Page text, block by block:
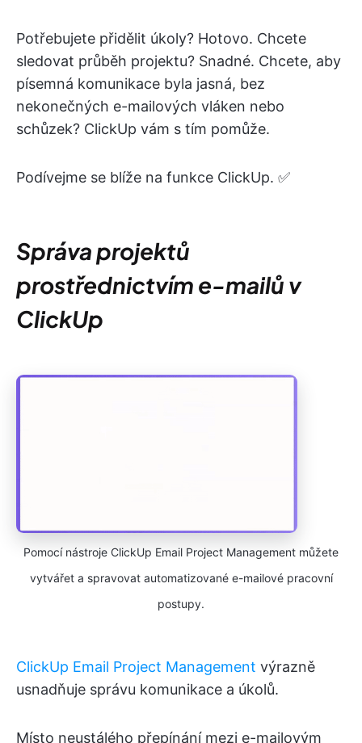
Potřebujete přidělit úkoly? Hotovo. Chcete
sledovat průběh projektu? Snadné. Chcete, aby
písemná komunikace byla jasná, bez
nekonečných e-mailových vláken nebo
schůzek? ClickUp vám s tím pomůže.
Podívejme se blíže na funkce ClickUp. ✅
Správa projektů
prostřednictvím e-mailů v
ClickUp
Pomocí nástroje ClickUp Email Project Management můžete
vytvářet a spravovat automatizované e-mailové pracovní
postupy.
ClickUp Email Project Management výrazně
usnadňuje správu komunikace a úkolů.
Místo neustálého přepínání mezi e-mailovým